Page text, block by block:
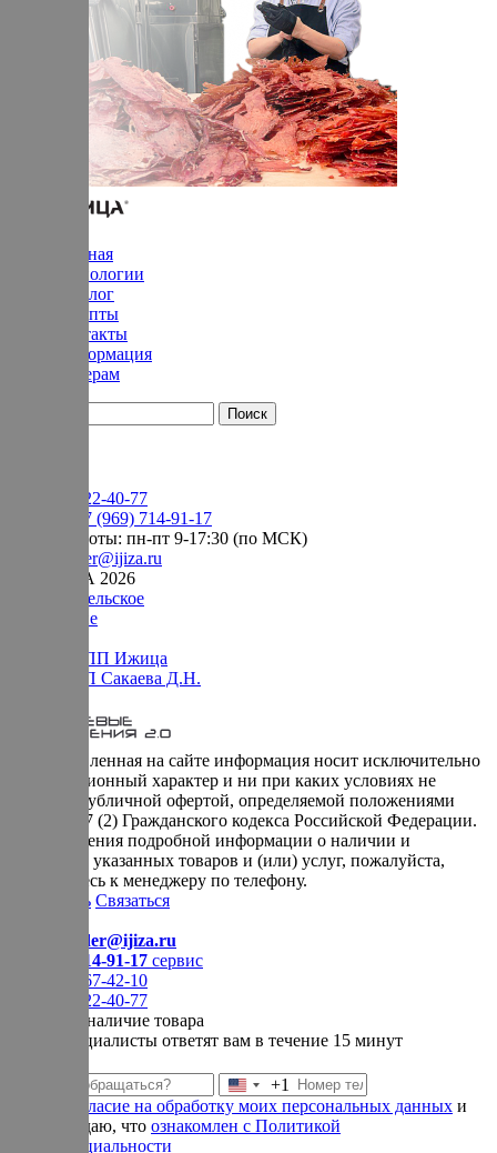
Главная
Технологии
Каталог
Рецепты
Контакты
Информация
Дилерам
+7 (905) 222-40-77
+7 (969) 714-91-17
режим работы: пн-пт 9-17:30 (по МСК)
order@ijiza.ru
© ИЖИЦА 2026
Пользовательское
соглашение
Оферта НПП Ижица
Оферта ИП Сакаева Д.Н.
* представленная на сайте информация носит исключительно
информационный характер и ни при каких условиях не
является публичной офертой, определяемой положениями
Статьи 437 (2) Гражданского кодекса Российской Федерации.
Для получения подробной информации о наличии и
стоимости указанных товаров и (или) услуг, пожалуйста,
обращайтесь к менеджеру по телефону.
Позвонить Связаться
order@ijiza.ru
+7 (969) 714-91-17 cервис
+7 (812) 467-42-10
+7 (905) 222-40-77
Уточнить наличие товара
Наши специалисты ответят вам в течение 15 минут
Соединенные
Штаты
+1
+1
согласие на обработку моих персональных данных и
подтверждаю, что ознакомлен с Политикой
конфиденциальности